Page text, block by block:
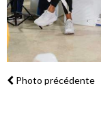
Photo précédente